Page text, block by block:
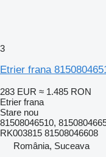
3
Etrier frana
283 EUR ≈ 1.485 RON
Etrier frana
Stare nou
81508046510,
RK003815 81508046608
România, Suceava